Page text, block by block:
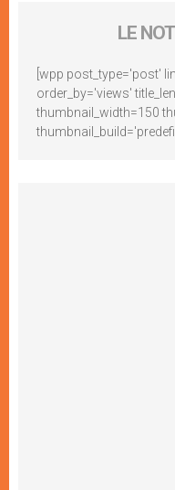
LE
[wpp post_type='post'
order_by='views'
thumbnail_width=150